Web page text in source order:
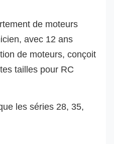
de moteurs
avec 12 ans
de moteurs, conçoit
tailles pour RC
les séries 28, 35,